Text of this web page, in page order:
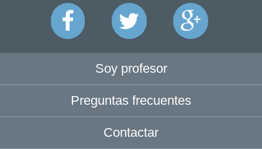
Soy profesor
Preguntas frecuentes
Contactar